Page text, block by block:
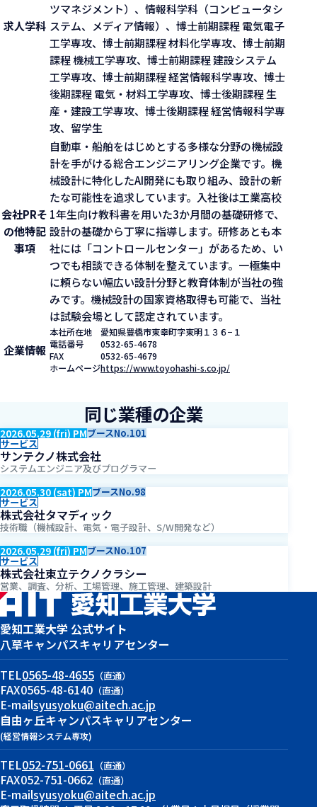
求人学科
ツマネジメント）、情報科学科（コンピュータシ
ステム、メディア情報）、博士前期課程 電気電子
工学専攻、博士前期課程 材料化学専攻、博士前期
課程 機械工学専攻、博士前期課程 建設システム
工学専攻、博士前期課程 経営情報科学専攻、博士
後期課程 電気・材料工学専攻、博士後期課程 生
産・建設工学専攻、博士後期課程 経営情報科学専
攻、留学生
会社PRそ
の他特記
事項
自動車・船舶をはじめとする多様な分野の機械設
計を手がける総合エンジニアリング企業です。機
械設計に特化したAI開発にも取り組み、設計の新
たな可能性を追求しています。入社後は工業高校
1年生向け教科書を用いた3か月間の基礎研修で、
設計の基礎から丁寧に指導します。研修あとも本
社には「コントロールセンター」があるため、い
つでも相談できる体制を整えています。一極集中
に頼らない幅広い設計分野と教育体制が当社の強
みです。機械設計の国家資格取得も可能で、当社
は試験会場として認定されています。
企業情報
本社所在地
愛知県豊橋市東幸町字東明１３６−１
電話番号
0532-65-4678
FAX
0532-65-4679
ホームページhttps://www.toyohashi-s.co.jp/
同じ業種の企業
2026.05.29 (fri) PMブースNo.101
サービス
サンテクノ株式会社
システムエンジニア及びプログラマー
2026.05.30 (sat) PMブースNo.98
サービス
株式会社タマディック
技術職（機械設計、電気・電子設計、S/W開発など）
2026.05.29 (fri) PMブースNo.107
サービス
株式会社東立テクノクラシー
営業、調査、分析、工場管理、施工管理、建築設計
愛知工業大学 公式サイト
八草キャンパスキャリアセンター
TEL0565-48-4655 （直通）
FAX0565-48-6140 （直通）
E-mailsyusyoku@aitech.ac.jp
自由ヶ丘キャンパスキャリアセンター
(経営情報システム専攻)
TEL052-751-0661 （直通）
FAX052-751-0662 （直通）
E-mailsyusyoku@aitech.ac.jp